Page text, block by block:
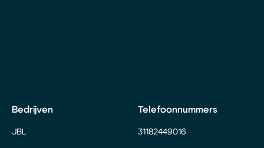
Bedrijven
JBL
Telefoonnummers
31182449016